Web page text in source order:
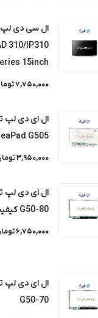
ال سی دی لپ
310/IP310
15inch
7,750,000 تومان
ال ای دی لپ
G505
3,950,000 تومان
ال ای دی لپ
G50-80 کیفیت HD
6,750,000 تومان
ال ای دی لپ
G50-70